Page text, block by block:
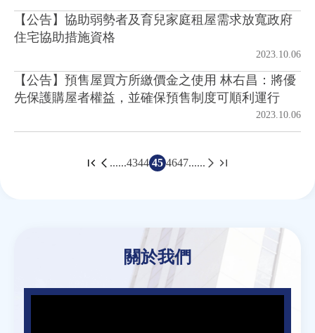
【公告】協助弱勢者及育兒家庭租屋需求放寬政府
住宅協助措施資格
2023.10.06
【公告】預售屋買方所繳價金之使用 林右昌：將優
先保護購屋者權益，並確保預售制度可順利運行
2023.10.06
......4344 45 4647......
關於我們